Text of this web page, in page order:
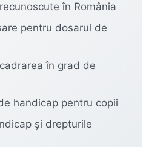
în România
pentru dosarul de
în grad de
handicap pentru copii
și drepturile